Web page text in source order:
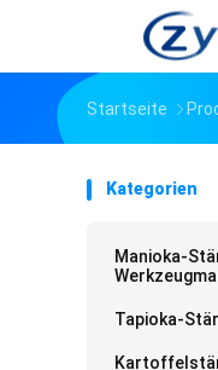
Startseite
Kategorien
Manioka-
Tapioka-